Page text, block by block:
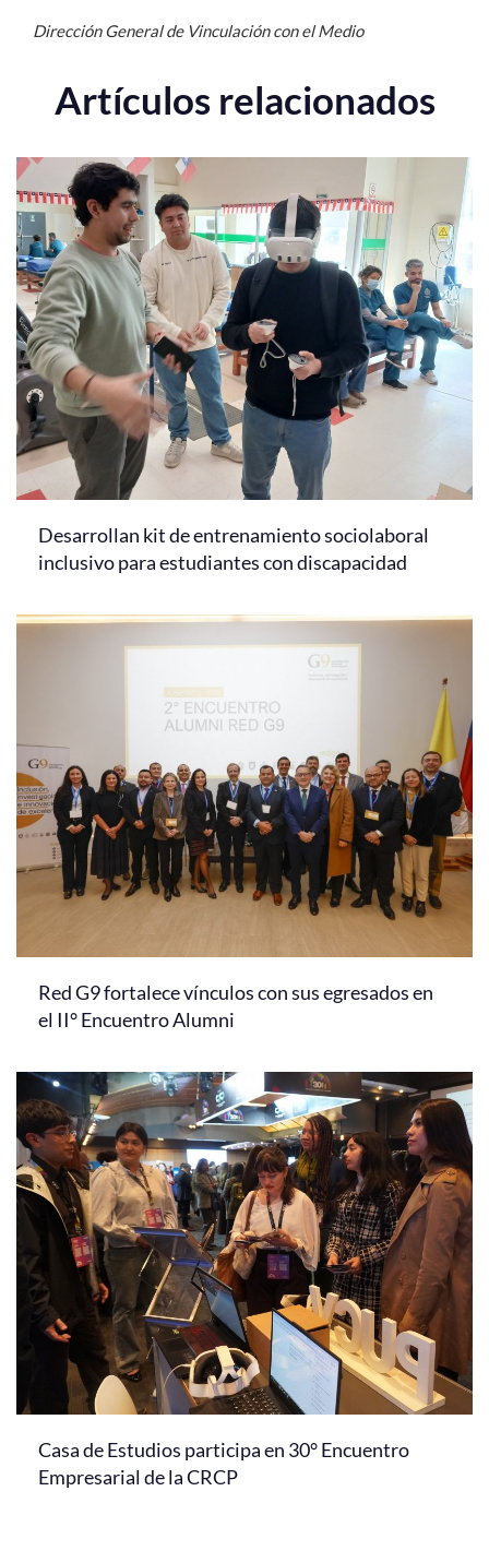
Dirección General de Vinculación con el Medio
Artículos relacionados
Desarrollan kit de entrenamiento sociolaboral
inclusivo para estudiantes con discapacidad
Red G9 fortalece vínculos con sus egresados en
el II° Encuentro Alumni
Casa de Estudios participa en 30° Encuentro
Empresarial de la CRCP